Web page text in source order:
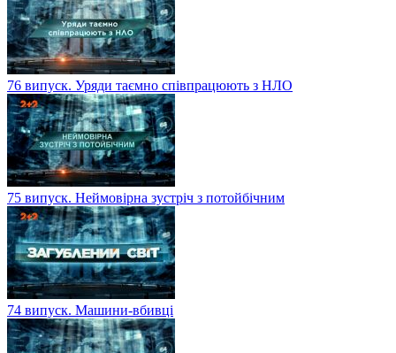
76 випуск. Уряди таємно співпрацюють з НЛО
75 випуск. Неймовірна зустріч з потойбічним
74 випуск. Машини-вбивці